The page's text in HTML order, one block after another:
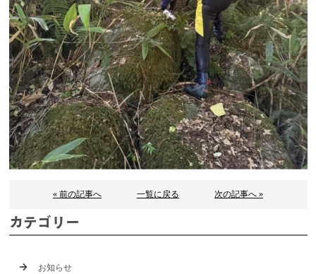
« 前の記事へ 一覧に戻る 次の記事へ »
カテゴリー
お知らせ